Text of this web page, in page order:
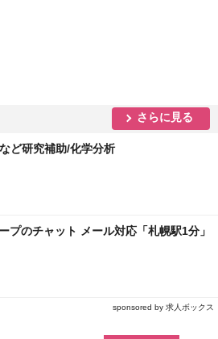
さらに見る
ど研究補助/化学分析
プのチャット メール対応「札幌駅1分」
sponsored by 求人ボックス